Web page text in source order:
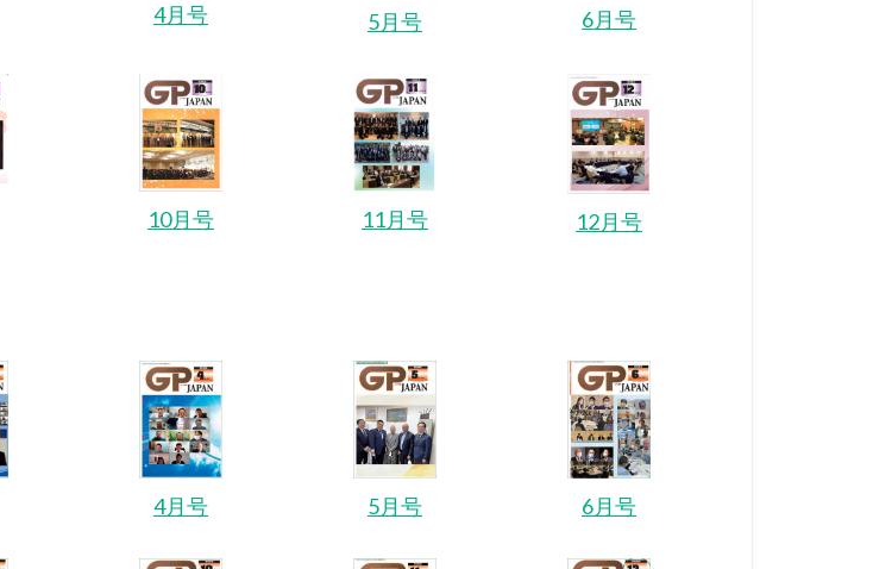
4月号 5月号 6月号
10月号 11月号 12月号
4月号 5月号 6月号